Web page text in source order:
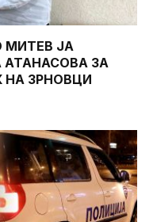
МИТЕВ ЈА
АТАНАСОВА ЗА
НА ЗРНОВЦИ